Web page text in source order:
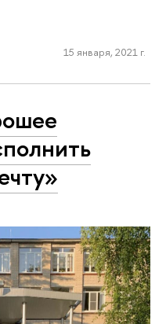
15 января, 2021 г.